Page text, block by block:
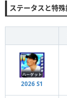
ステータスと特殊
2026 S1